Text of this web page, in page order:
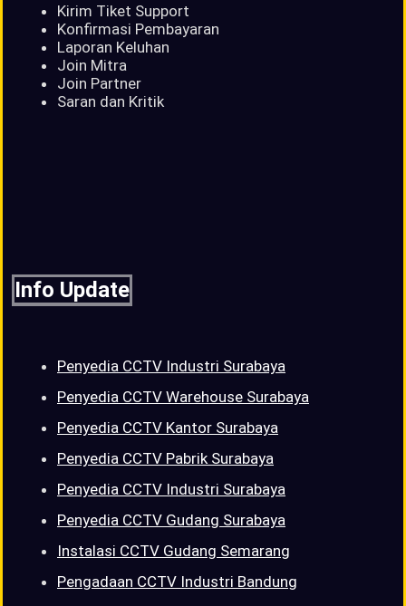
Kirim Tiket Support
Konfirmasi Pembayaran
Laporan Keluhan
Join Mitra
Join Partner
Saran dan Kritik
Info Update
Penyedia CCTV Industri Surabaya
Penyedia CCTV Warehouse Surabaya
Penyedia CCTV Kantor Surabaya
Penyedia CCTV Pabrik Surabaya
Penyedia CCTV Industri Surabaya
Penyedia CCTV Gudang Surabaya
Instalasi CCTV Gudang Semarang
Pengadaan CCTV Industri Bandung